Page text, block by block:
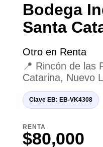
Bodega
Santa
Otro en Renta
📍 Rincón de las
Catarina, Nuevo
Clave EB: EB-VK4308
RENTA
$80,000